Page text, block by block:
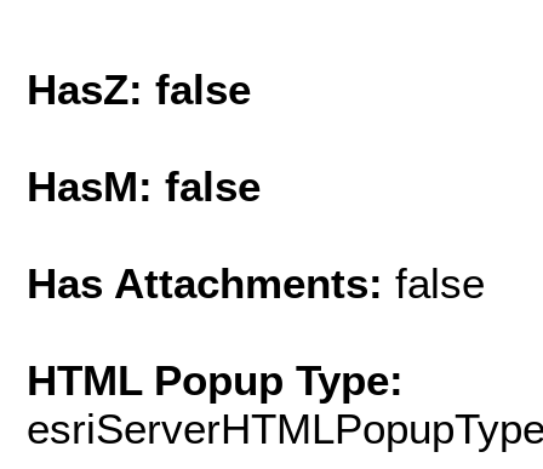
HasZ: false
HasM: false
Has Attachments: false
HTML Popup Type: